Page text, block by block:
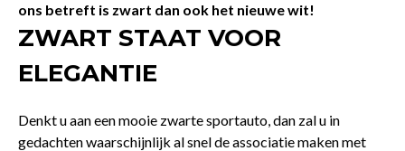
ons betreft is zwart dan ook het nieuwe wit!
ZWART STAAT VOOR
ELEGANTIE
Denkt u aan een mooie zwarte sportauto, dan zal u in
gedachten waarschijnlijk al snel de associatie maken met